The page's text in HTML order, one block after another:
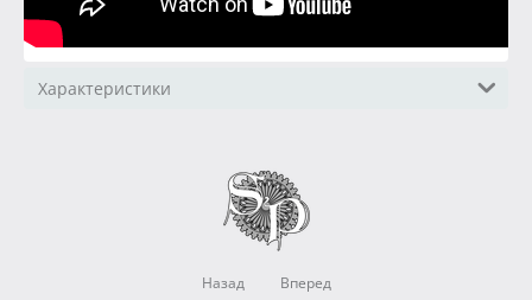
Характеристики
Назад Вперед